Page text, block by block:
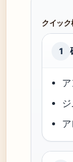
クイック
1